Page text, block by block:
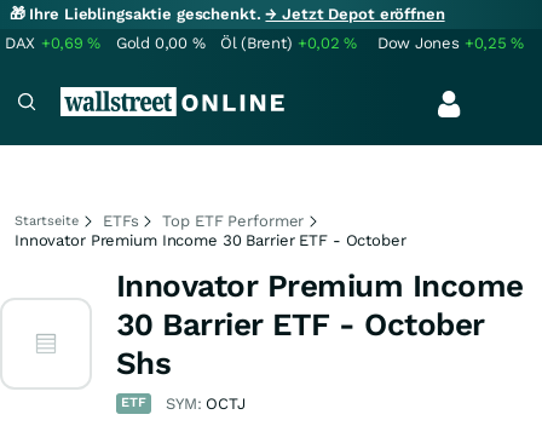
🎁 Ihre Lieblingsaktie geschenkt.→ Jetzt Depot eröffnen
DAX +0,69% Gold 0,00 % Öl (Brent) +0,02% Dow Jones +0,25%
Startseite ETFs
Top ETF Performer
Innovator Premium Income 30 Barrier ETF - October
Innovator Premium Income
30 Barrier ETF - October
Shs
ETF SYM: OCTJ